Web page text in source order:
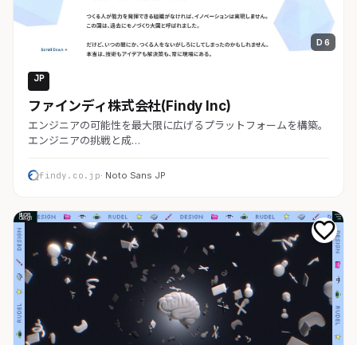
D 6
JP
ファインディ株式会社(Findy Inc)
エンジニアの可能性を最大限に広げるプラットフォームを構築。
エンジニアの挑戦と成…
findy.co.jp· Noto Sans JP